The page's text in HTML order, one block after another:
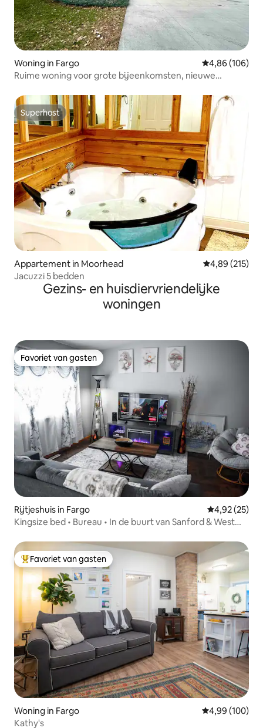
Woning in Fargo Gemiddelde
4,86 (106)
Ruime woning voor grote bijeenkomsten, nieuwe
Superhost
Superhost
Appartement in Moorhead Gemiddelde
4,89 (215)
Jacuzzi 5 bedden
Gezins- en huisdiervriendelijke
woningen
Favoriet van gasten
Favoriet van gasten
Rijtjeshuis in Fargo Gemiddelde
4,92 (25)
Kingsize bed • Bureau • In de buurt van Sanford & West
Topfavoriet van gasten
Favoriet van gasten
Woning in Fargo Gemiddelde
4,99 (100)
Kathy's